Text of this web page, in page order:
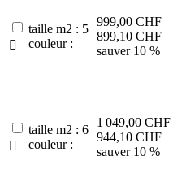

taille m2 : 5
couleur :
999,00 CHF
899,10 CHF
sauver 10 %

taille m2 : 6
couleur :
1 049,00 CHF
944,10 CHF
sauver 10 %